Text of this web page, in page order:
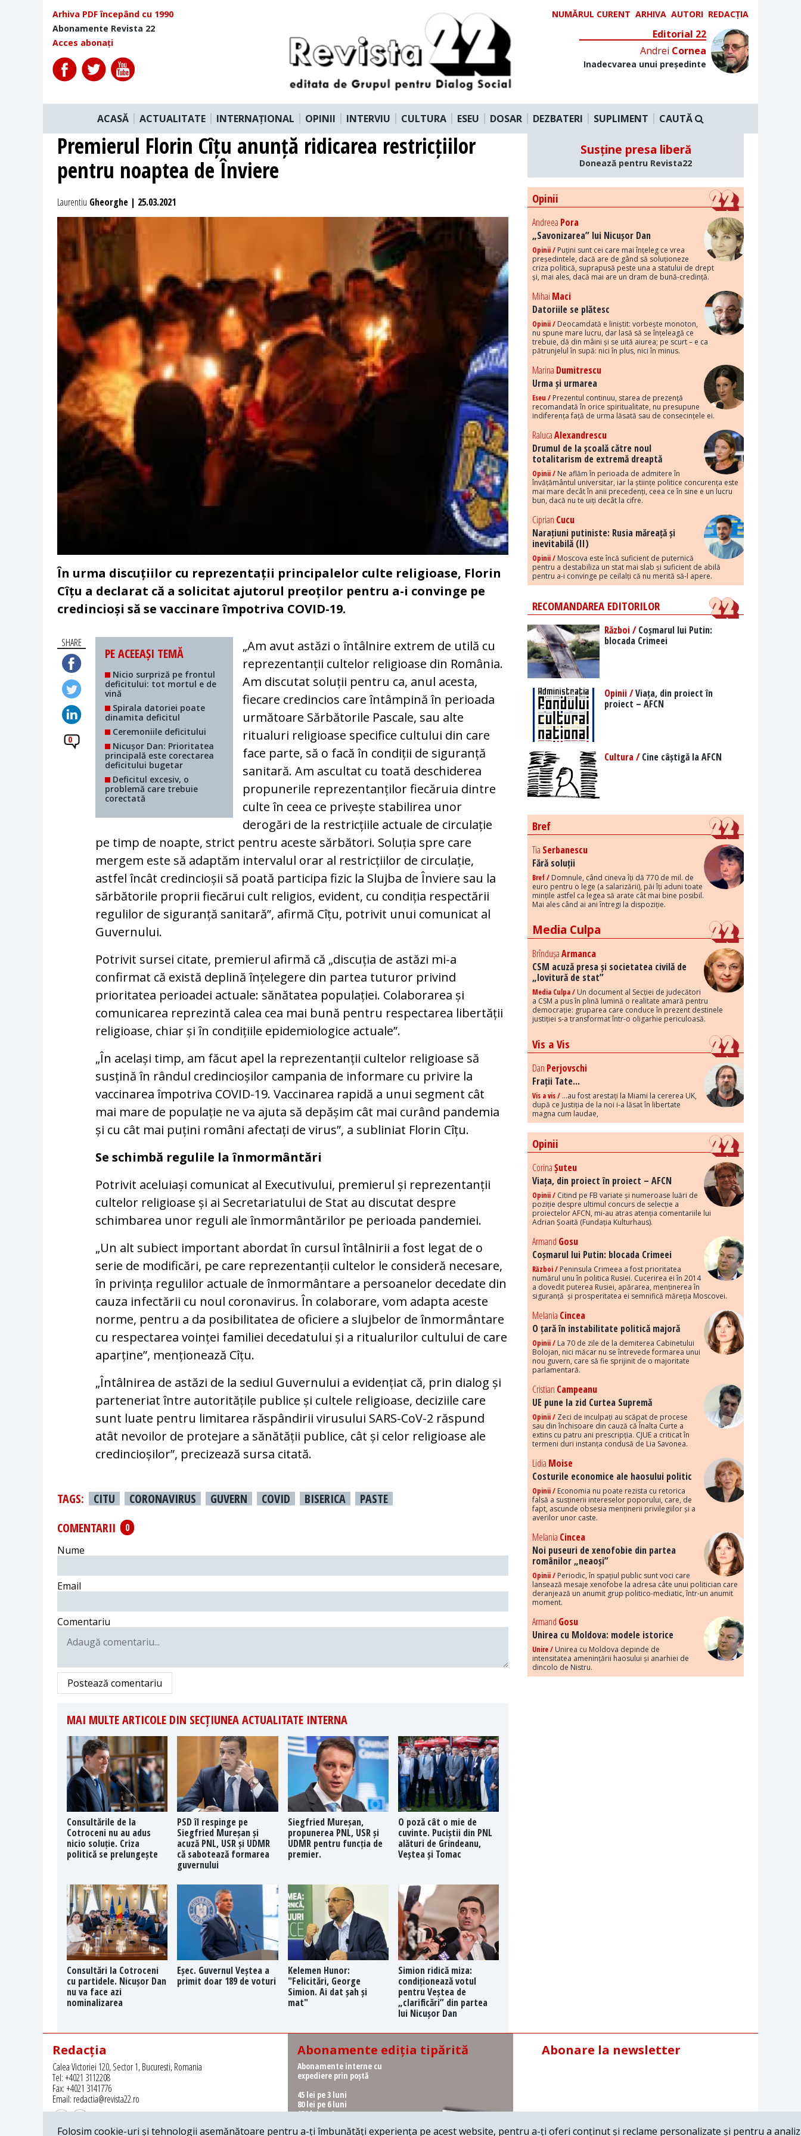
Arhiva PDF începând cu 1990
Abonamente Revista 22
Acces abonați
NUMĂRUL CURENT ARHIVA AUTORI REDACȚIA
Editorial 22
Andrei Cornea
Inadecvarea unui președinte
ACASĂ ACTUALITATE INTERNAȚIONAL OPINII INTERVIU CULTURA ESEU DOSAR DEZBATERI SUPLIMENT CAUTĂ
Premierul Florin Cîțu anunță ridicarea restricțiilor
pentru noaptea de Înviere
Laurentiu Gheorghe | 25.03.2021
În urma discuțiilor cu reprezentații principalelor culte religioase, Florin
Cîțu a declarat că a solicitat ajutorul preoților pentru a-i convinge pe
credincioși să se vaccinare împotriva COVID-19.
SHARE
0
PE ACEEAȘI TEMĂ
Nicio surpriză pe frontul
deficitului: tot mortul e de
vină
Spirala datoriei poate
dinamita deficitul
Ceremoniile deficitului
Nicușor Dan: Prioritatea
principală este corectarea
deficitului bugetar
Deficitul excesiv, o
problemă care trebuie
corectată
„Am avut astăzi o întâlnire extrem de utilă cu
reprezentanții cultelor religioase din România.
Am discutat soluții pentru ca, anul acesta,
fiecare credincios care întâmpină în perioada
următoare Sărbătorile Pascale, sau alte
ritualuri religioase specifice cultului din care
face parte, să o facă în condiții de siguranță
sanitară. Am ascultat cu toată deschiderea
propunerile reprezentanților fiecăruia dintre
culte în ceea ce privește stabilirea unor
derogări de la restricțiile actuale de circulație
pe timp de noapte, strict pentru aceste sărbători. Soluția spre care
mergem este să adaptăm intervalul orar al restricțiilor de circulație,
astfel încât credincioșii să poată participa fizic la Slujba de Înviere sau la
sărbătorile proprii fiecărui cult religios, evident, cu condiția respectării
regulilor de siguranță sanitară”, afirmă Cîțu, potrivit unui comunicat al
Guvernului.
Potrivit sursei citate, premierul afirmă că „discuția de astăzi mi-a
confirmat că există deplină înțelegere din partea tuturor privind
prioritatea perioadei actuale: sănătatea populației. Colaborarea și
comunicarea reprezintă calea cea mai bună pentru respectarea libertății
religioase, chiar și în condițiile epidemiologice actuale”.
„În același timp, am făcut apel la reprezentanții cultelor religioase să
susțină în rândul credincioșilor campania de informare cu privire la
vaccinarea împotriva COVID-19. Vaccinarea rapidă a unui segment cât
mai mare de populație ne va ajuta să depășim cât mai curând pandemia
și cu cât mai puțini români afectați de virus”, a subliniat Florin Cîțu.
Se schimbă regulile la înmormântări
Potrivit aceluiași comunicat al Executivului, premierul și reprezentanții
cultelor religioase și ai Secretariatului de Stat au discutat despre
schimbarea unor reguli ale înmormântărilor pe perioada pandemiei.
„Un alt subiect important abordat în cursul întâlnirii a fost legat de o
serie de modificări, pe care reprezentanții cultelor le consideră necesare,
în privința regulilor actuale de înmormântare a persoanelor decedate din
cauza infectării cu noul coronavirus. În colaborare, vom adapta aceste
norme, pentru a da posibilitatea de oficiere a slujbelor de înmormântare
cu respectarea voinței familiei decedatului și a ritualurilor cultului de care
aparține”, menționează Cîțu.
„Întâlnirea de astăzi de la sediul Guvernului a evidențiat că, prin dialog și
parteneriat între autoritățile publice și cultele religioase, deciziile care
sunt luate pentru limitarea răspândirii virusului SARS-CoV-2 răspund
atât nevoilor de protejare a sănătății publice, cât și celor religioase ale
credincioșilor”, precizează sursa citată.
TAGS: CITU CORONAVIRUS GUVERN COVID BISERICA
PASTE
COMENTARII
0
Nume
Email
Comentariu
Postează comentariu
MAI MULTE ARTICOLE DIN SECȚIUNEA ACTUALITATE INTERNA
Consultările de la
Cotroceni nu au adus
nicio soluție. Criza
politică se prelungește
PSD îl respinge pe
Siegfried Mureșan și
acuză PNL, USR și UDMR
că sabotează formarea
guvernului
Siegfried Mureșan,
propunerea PNL, USR și
UDMR pentru funcția de
premier.
O poză cât o mie de
cuvinte. Puciștii din PNL
alături de Grindeanu,
Veștea și Tomac
Consultări la Cotroceni
cu partidele. Nicușor Dan
nu va face azi
nominalizarea
Eșec. Guvernul Veștea a
primit doar 189 de voturi
Kelemen Hunor:
"Felicitări, George
Simion. Ai dat șah și
mat"
Simion ridică miza:
condiționează votul
pentru Veștea de
„clarificări” din partea
lui Nicușor Dan
Susține presa liberă
Donează pentru Revista22
Opinii
Andreea Pora
„Savonizarea” lui Nicușor Dan
Opinii / Puțini sunt cei care mai înțeleg ce vrea
președintele, dacă are de gând să soluționeze
criza politică, suprapusă peste una a statului de drept
și, mai ales, dacă mai are un dram de bună-credință.
Mihai Maci
Datoriile se plătesc
Opinii / Deocamdată e liniștit: vorbește monoton,
nu spune mare lucru, dar lasă să se înțeleagă ce
trebuie, dă din mâini și se uită aiurea; pe scurt – e ca
pătrunjelul în supă: nici în plus, nici în minus.
Marina Dumitrescu
Urma și urmarea
Eseu / Prezentul continuu, starea de prezență
recomandată în orice spiritualitate, nu presupune
indiferența față de urma lăsată sau de consecințele ei.
RalucaAlexandrescu
Drumul de la școală către noul
totalitarism de extremă dreaptă
Opinii / Ne aflăm în perioada de admitere în
învățământul universitar, iar la științe politice concurența este
mai mare decât în anii precedenți, ceea ce în sine e un lucru
bun, dacă nu te uiți decât la cifre.
Ciprian Cucu
Narațiuni putiniste: Rusia măreață și
inevitabilă (II)
Opinii / Moscova este încă suficient de puternică
pentru a destabiliza un stat mai slab și suficient de abilă
pentru a-i convinge pe ceilalți că nu merită să-l apere.
RECOMANDAREA EDITORILOR
Război /Coșmarul lui Putin:
blocada Crimeei
Opinii /Viața, din proiect în
proiect – AFCN
Cultura /Cine câștigă la AFCN
Bref
Tia Serbanescu
Fără soluții
Bref / Domnule, când cineva îți dă 770 de mil. de
euro pentru o lege (a salarizării), păi îți aduni toate
mințile astfel ca legea să arate cât mai bine posibil.
Mai ales când ai ani întregi la dispoziție.
Media Culpa
BrîndușaArmanca
CSM acuză presa și societatea civilă de
„lovitură de stat”
Media Culpa / Un document al Secției de judecători
a CSM a pus în plină lumină o realitate amară pentru
democrație: gruparea care conduce în prezent destinele
justiției s-a transformat într-o oligarhie periculoasă.
Vis a Vis
Dan Perjovschi
Frații Tate...
Vis a vis / ...au fost arestați la Miami la cererea UK,
după ce Justiția de la noi i-a lăsat în libertate
magna cum laudae,
Opinii
CorinaȘuteu
Viața, din proiect în proiect – AFCN
Opinii / Citind pe FB variate și numeroase luări de
poziție despre ultimul concurs de selecție a
proiectelor AFCN, mi-au atras atenția comentariile lui
Adrian Șoaită (Fundația Kulturhaus).
Armand Gosu
Coșmarul lui Putin: blocada Crimeei
Război / Peninsula Crimeea a fost prioritatea
numărul unu în politica Rusiei. Cucerirea ei în 2014
a dovedit puterea Rusiei, apărarea, menținerea în
siguranță și prosperitatea ei semnifică măreția Moscovei.
Melania Cincea
O țară în instabilitate politică majoră
Opinii / La 70 de zile de la demiterea Cabinetului
Bolojan, nici măcar nu se întrevede formarea unui
nou guvern, care să fie sprijinit de o majoritate
parlamentară.
Cristian Campeanu
UE pune la zid Curtea Supremă
Opinii / Zeci de inculpați au scăpat de procese
sau din închisoare din cauză că Înalta Curte a
extins cu patru ani prescripția. CJUE a criticat în
termeni duri instanța condusă de Lia Savonea.
Lidia Moise
Costurile economice ale haosului politic
Opinii / Economia nu poate rezista cu retorica
falsă a susținerii intereselor poporului, care, de
fapt, ascunde obsesia menținerii privilegiilor și a
averilor unor caste.
Melania Cincea
Noi puseuri de xenofobie din partea
românilor „neaoși”
Opinii / Periodic, în spațiul public sunt voci care
lansează mesaje xenofobe la adresa câte unui politician care
deranjează un anumit grup politico-mediatic, într-un anumit
moment.
Armand Gosu
Unirea cu Moldova: modele istorice
Unire / Unirea cu Moldova depinde de
intensitatea amenințării haosului și anarhiei de
dincolo de Nistru.
Redacția
Calea Victoriei 120, Sector 1, Bucuresti, Romania
Tel: +4021 3112208
Fax: +4021 3141776
Email: redactia@revista22.ro
Abonamente ediția tipărită
Abonamente interne cu
expediere prin poștă
45 lei pe 3 luni
80 lei pe 6 luni
150 lei pe 1 an
Abonamente interne cu
Abonare la newsletter
Folosim cookie-uri și tehnologii asemănătoare pentru a-ți îmbunătăți experiența pe acest website, pentru a-ți oferi conținut și reclame personalizate și pentru a